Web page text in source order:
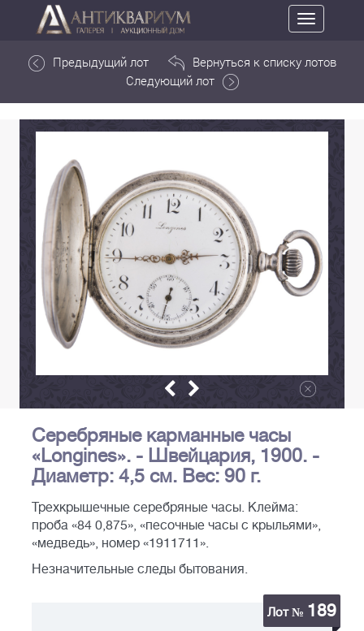
Toggle
navigation
Предыдущий лот
Вернуться к списку лотов
Следующий лот
Серебряные карманные часы
«Longines». - Швейцария, 1900. -
Диаметр: 4,5 см. Вес: 90 г.
Трехкрышечные серебряные часы. Клейма:
проба «84 0,875», «песочные часы с крыльями»,
«медведь», номер «1911711».
Незначительные следы бытования.
Лот № 189